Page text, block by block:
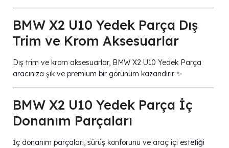
BMW X2 U10 Yedek Parça Dış
Trim ve Krom Aksesuarlar
Dış trim ve krom aksesuarlar, BMW X2 U10 Yedek Parça
aracınıza şık ve premium bir görünüm kazandırır ✨
BMW X2 U10 Yedek Parça İç
Donanım Parçaları
İç donanım parçaları, sürüş konforunu ve araç içi estetiği